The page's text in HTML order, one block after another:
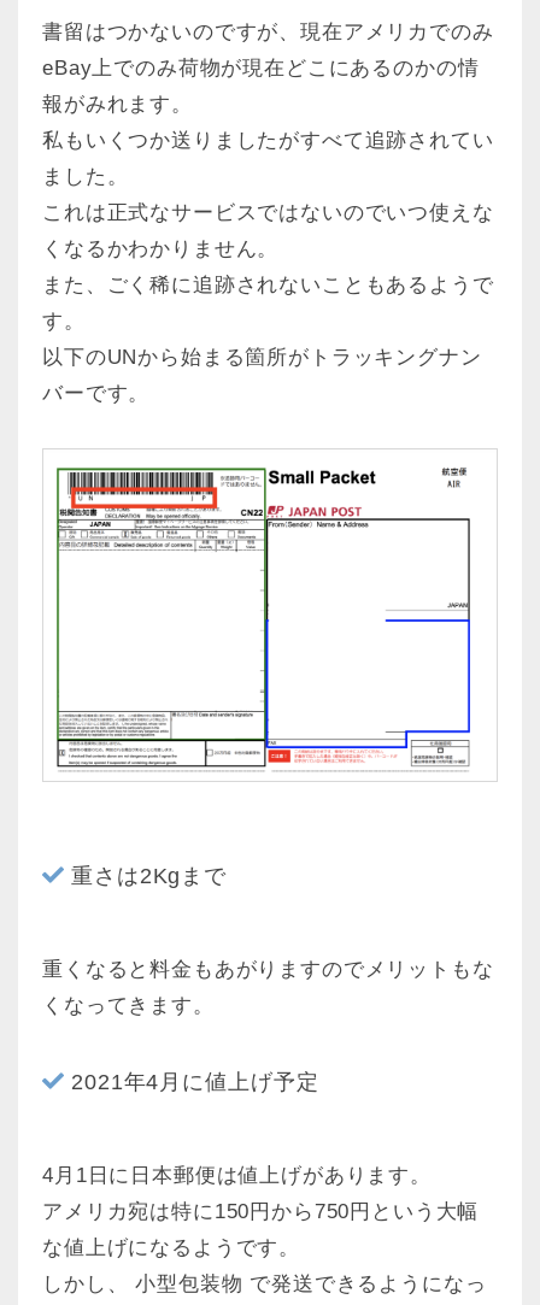
書留はつかないのですが、現在アメリカでのみ
eBay上でのみ荷物が現在どこにあるのかの情
報がみれます。
私もいくつか送りましたがすべて追跡されてい
ました。
これは正式なサービスではないのでいつ使えな
くなるかわかりません。
また、ごく稀に追跡されないこともあるようで
す。
以下のUNから始まる箇所がトラッキングナン
バーです。
重さは2Kgまで
重くなると料金もあがりますのでメリットもな
くなってきます。
2021年4月に値上げ予定
4月1日に日本郵便は値上げがあります。
アメリカ宛は特に150円から750円という大幅
な値上げになるようです。
しかし、 小型包装物 で発送できるようになっ